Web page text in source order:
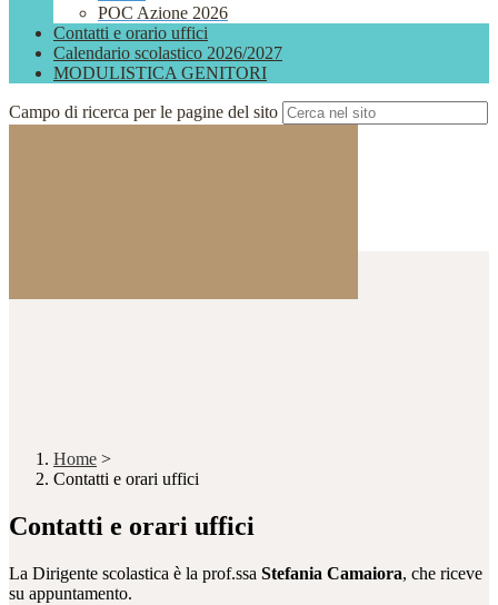
POC Azione 2026
Contatti e orario uffici
Calendario scolastico 2026/2027
MODULISTICA GENITORI
Campo di ricerca per le pagine del sito
Home >
Contatti e orari uffici
Contatti e orari uffici
La Dirigente scolastica è la prof.ssa Stefania Camaiora, che riceve
su appuntamento.